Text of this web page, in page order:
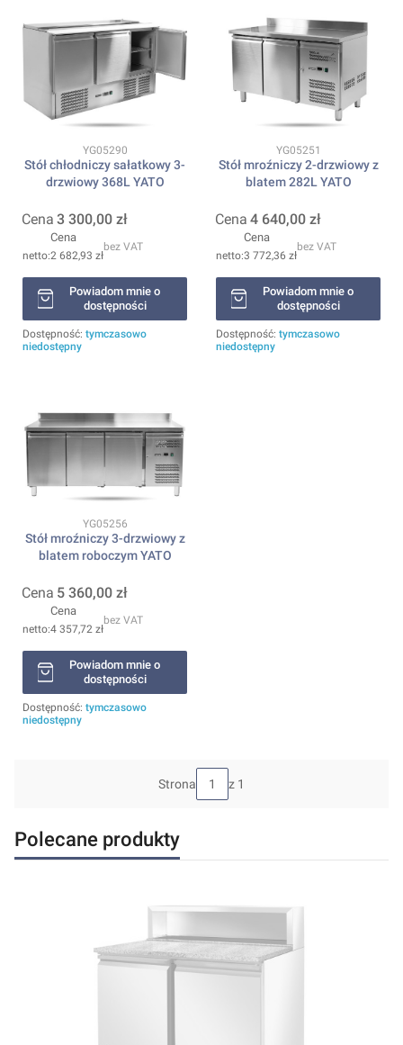
Kod produktu
YG05290
Stół chłodniczy sałatkowy 3-
drzwiowy 368L YATO
Cena 3 300,00 zł
Cena
2 682,93 zł
bez VAT
Powiadom mnie o
dostępności
Dostępność: tymczasowo
niedostępny
Kod produktu
YG05251
Stół mroźniczy 2-drzwiowy z
blatem 282L YATO
Cena 4 640,00 zł
Cena
3 772,36 zł
bez VAT
Powiadom mnie o
dostępności
Dostępność: tymczasowo
niedostępny
Kod produktu
YG05256
Stół mroźniczy 3-drzwiowy z
blatem roboczym YATO
Cena 5 360,00 zł
Cena
4 357,72 zł
bez VAT
Powiadom mnie o
dostępności
Dostępność: tymczasowo
niedostępny
Strona z 1
Polecane produkty